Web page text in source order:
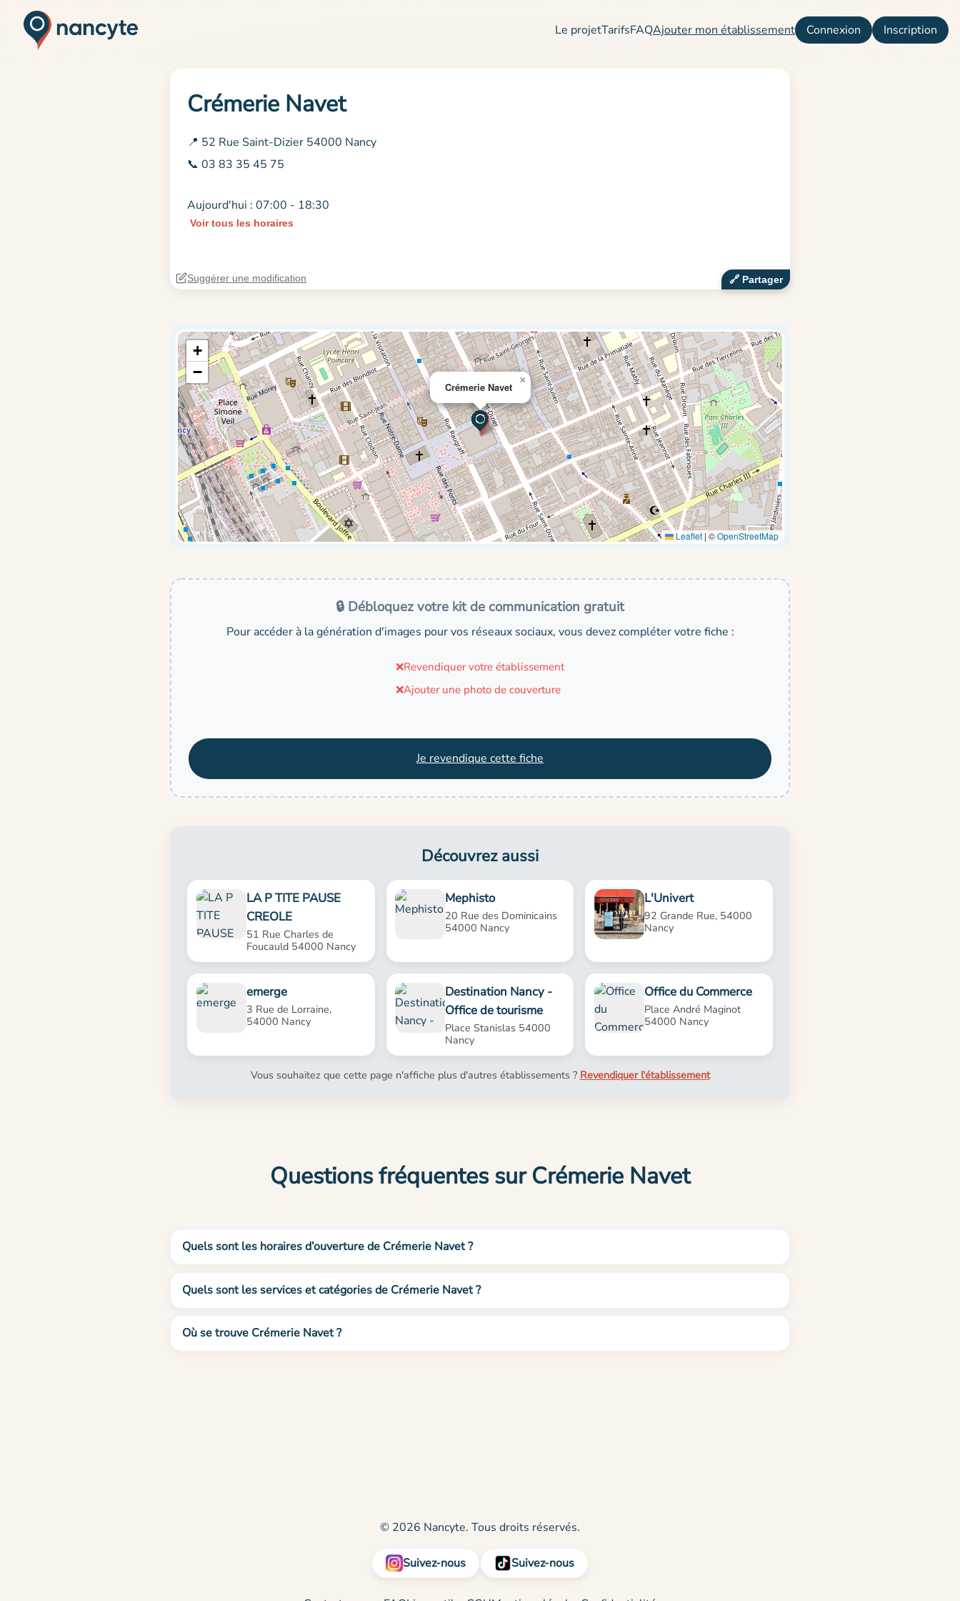
Le projetTarifsFAQAjouter mon établissement Connexion Inscription
Crémerie Navet
📍 52 Rue Saint-Dizier 54000 Nancy
📞 03 83 35 45 75
Aujourd'hui : 07:00 - 18:30
Voir tous les horaires
🔗‍️ Partager
Suggérer une modification
Crémerie Navet
×
+
−
Leaflet | ©OpenStreetMap
🔒 Débloquez votre kit de communication gratuit
Pour accéder à la génération d'images pour vos réseaux sociaux, vous devez compléter votre fiche :
❌Revendiquer votre établissement
❌Ajouter une photo de couverture
Je revendique cette fiche
Découvrez aussi
LA P TITE PAUSE
CREOLE
51 Rue Charles de
Foucauld 54000 Nancy
Mephisto
20 Rue des Dominicains
54000 Nancy
L'Univert
92 Grande Rue, 54000
Nancy
emerge
3 Rue de Lorraine,
54000 Nancy
Destination Nancy -
Office de tourisme
Place Stanislas 54000
Nancy
Office du Commerce
Place André Maginot
54000 Nancy
Vous souhaitez que cette page n'affiche plus d'autres établissements ? Revendiquer l'établissement
Questions fréquentes sur Crémerie Navet
Quels sont les horaires d’ouverture de Crémerie Navet ?
Quels sont les services et catégories de Crémerie Navet ?
Où se trouve Crémerie Navet ?
© 2026 Nancyte. Tous droits réservés.
Suivez-nous Suivez-nous